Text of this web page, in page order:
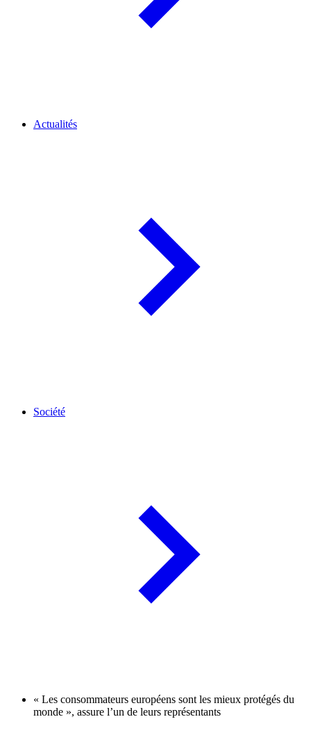
Actualités
Société
« Les consommateurs européens sont les mieux protégés du
monde », assure l’un de leurs représentants